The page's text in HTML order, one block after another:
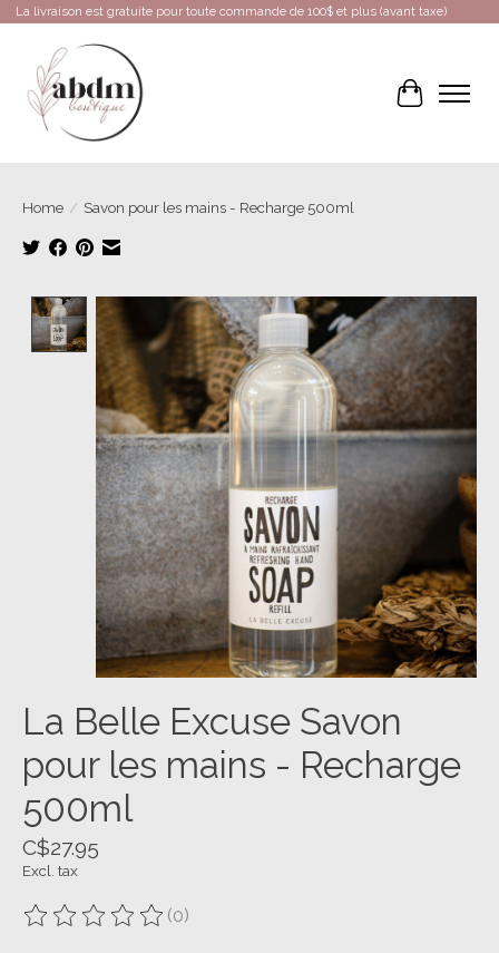
La livraison est gratuite pour toute commande de 100$ et plus (avant taxe)
Cart
Home / Savon pour les mains - Recharge 500ml
Product image slideshow Items
La Belle Excuse Savon
pour les mains - Recharge
500ml
C$27.95
Excl. tax
The rating of this product is
(0)